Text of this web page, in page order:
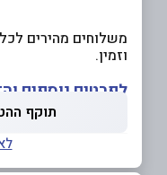
משלוחים מהירים
וזמין.
לפרטים נוספים
תוקף ההטבה